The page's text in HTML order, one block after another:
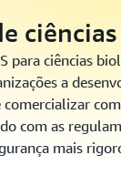
para ciências
a
com as
mais